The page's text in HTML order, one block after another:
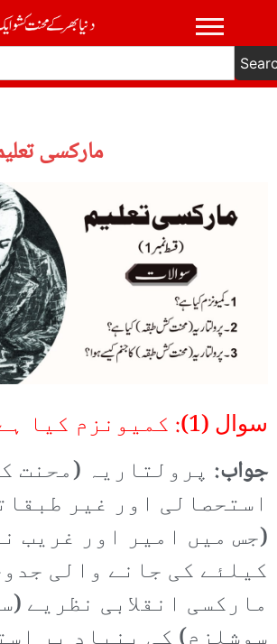
مارکسی
سوال (1): کمیونزم کیا ہے؟
جواب: پرولتاریہ (محنت
استحصالی اور غیر
(جس میں امیر اور غریب
کیلئے کی جانے والی
مارکسی انقلابی نظریے